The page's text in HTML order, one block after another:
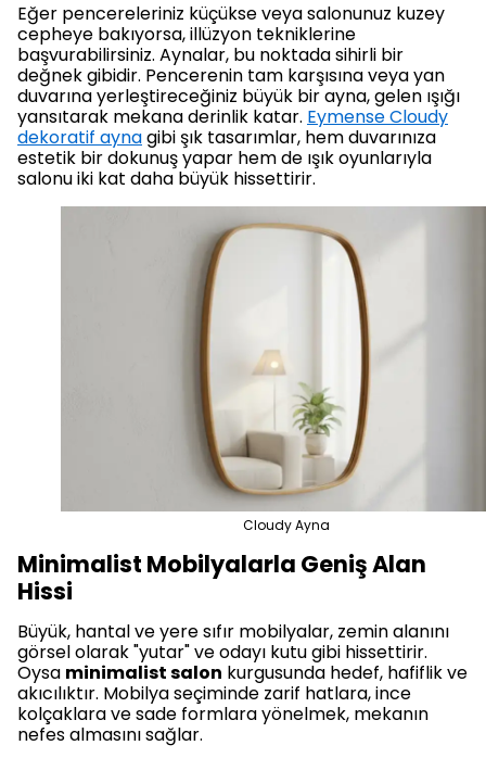
Eğer pencereleriniz küçükse veya salonunuz kuzey
cepheye bakıyorsa, illüzyon tekniklerine
başvurabilirsiniz. Aynalar, bu noktada sihirli bir
değnek gibidir. Pencerenin tam karşısına veya yan
duvarına yerleştireceğiniz büyük bir ayna, gelen ışığı
yansıtarak mekana derinlik katar. Eymense Cloudy
dekoratif aynagibi şık tasarımlar, hem duvarınıza
estetik bir dokunuş yapar hem de ışık oyunlarıyla
salonu iki kat daha büyük hissettirir.
Cloudy Ayna
Minimalist Mobilyalarla Geniş Alan
Hissi
Büyük, hantal ve yere sıfır mobilyalar, zemin alanını
görsel olarak "yutar" ve odayı kutu gibi hissettirir.
Oysa minimalist salon kurgusunda hedef, hafiflik ve
akıcılıktır. Mobilya seçiminde zarif hatlara, ince
kolçaklara ve sade formlara yönelmek, mekanın
nefes almasını sağlar.